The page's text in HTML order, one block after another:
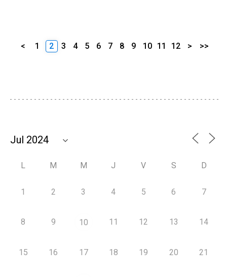
< 1 2 3 4 5 6 7 8 9 10 11 12 > >>
L M M J V S D
1 2 3 4 5 6 7
8 9 10 11 12 13 14
15 16 17 18 19 20 21